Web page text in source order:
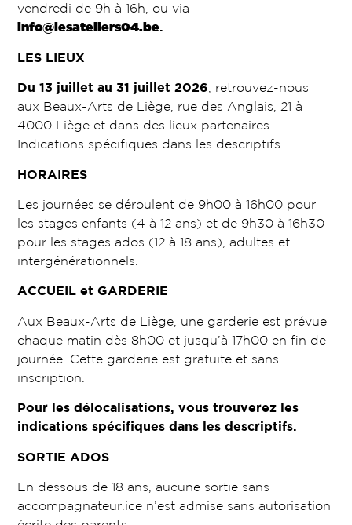
vendredi de 9h à 16h, ou via
info@lesateliers04.be.
LES LIEUX
Du 13 juillet au 31 juillet 2026 , retrouvez-nous
aux Beaux-Arts de Liège, rue des Anglais, 21 à
4000 Liège et dans des lieux partenaires –
Indications spécifiques dans les descriptifs.
HORAIRES
Les journées se déroulent de 9h00 à 16h00 pour
les stages enfants (4 à 12 ans) et de 9h30 à 16h30
pour les stages ados (12 à 18 ans), adultes et
intergénérationnels.
ACCUEIL et GARDERIE
Aux Beaux-Arts de Liège, une garderie est prévue
chaque matin dès 8h00 et jusqu’à 17h00 en fin de
journée. Cette garderie est gratuite et sans
inscription.
Pour les délocalisations, vous trouverez les
indications spécifiques dans les descriptifs.
SORTIE ADOS
En dessous de 18 ans, aucune sortie sans
accompagnateur.ice n’est admise sans autorisation